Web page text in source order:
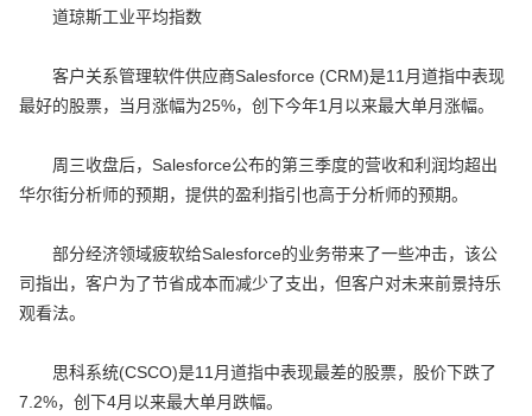
道琼斯工业平均指数
客户关系管理软件供应商Salesforce (CRM)是11月道指中表现
最好的股票，当月涨幅为25%，创下今年1月以来最大单月涨幅。
周三收盘后，Salesforce公布的第三季度的营收和利润均超出
华尔街分析师的预期，提供的盈利指引也高于分析师的预期。
部分经济领域疲软给Salesforce的业务带来了一些冲击，该公
司指出，客户为了节省成本而减少了支出，但客户对未来前景持乐
观看法。
思科系统(CSCO)是11月道指中表现最差的股票，股价下跌了
7.2%，创下4月以来最大单月跌幅。